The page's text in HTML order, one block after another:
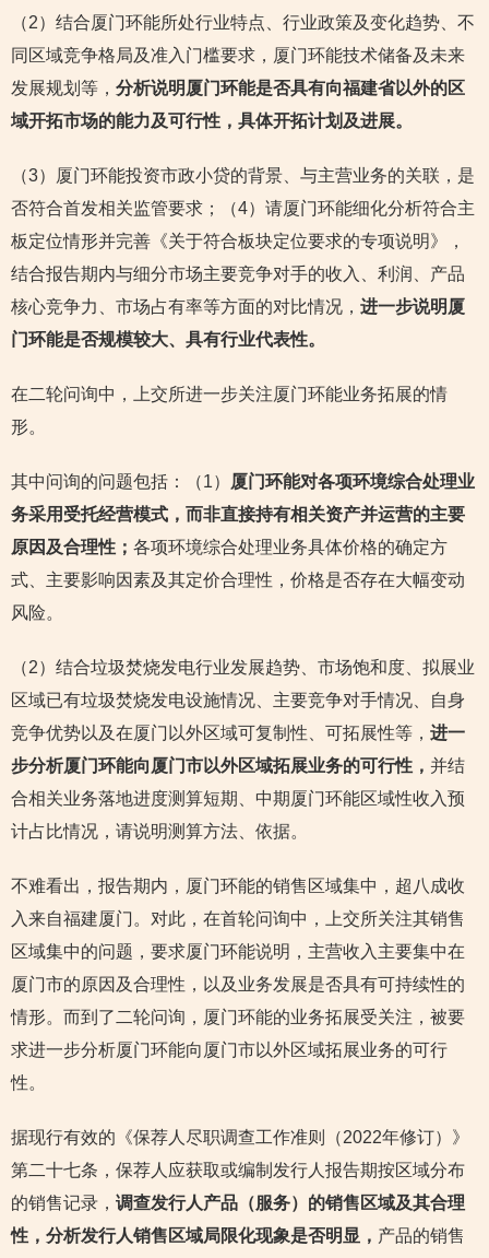
（2）结合厦门环能所处行业特点、行业政策及变化趋势、不
同区域竞争格局及准入门槛要求，厦门环能技术储备及未来
发展规划等， 分析说明厦门环能是否具有向福建省以外的区
域开拓市场的能力及可行性，具体开拓计划及进展。
（3）厦门环能投资市政小贷的背景、与主营业务的关联，是
否符合首发相关监管要求；（4）请厦门环能细化分析符合主
板定位情形并完善《关于符合板块定位要求的专项说明》，
结合报告期内与细分市场主要竞争对手的收入、利润、产品
核心竞争力、市场占有率等方面的对比情况， 进一步说明厦
门环能是否规模较大、具有行业代表性。
在二轮问询中，上交所进一步关注厦门环能业务拓展的情
形。
其中问询的问题包括：（1）
厦门环能对各项环境综合处理业
务采用受托经营模式，而非直接持有相关资产并运营的主要
原因及合理性； 各项环境综合处理业务具体价格的确定方
式、主要影响因素及其定价合理性，价格是否存在大幅变动
风险。
（2）结合垃圾焚烧发电行业发展趋势、市场饱和度、拟展业
区域已有垃圾焚烧发电设施情况、主要竞争对手情况、自身
竞争优势以及在厦门以外区域可复制性、可拓展性等， 进一
步分析厦门环能向厦门市以外区域拓展业务的可行性， 并结
合相关业务落地进度测算短期、中期厦门环能区域性收入预
计占比情况，请说明测算方法、依据。
不难看出，报告期内，厦门环能的销售区域集中，超八成收
入来自福建厦门。对此，在首轮问询中，上交所关注其销售
区域集中的问题，要求厦门环能说明，主营收入主要集中在
厦门市的原因及合理性，以及业务发展是否具有可持续性的
情形。而到了二轮问询，厦门环能的业务拓展受关注，被要
求进一步分析厦门环能向厦门市以外区域拓展业务的可行
性。
据现行有效的《保荐人尽职调查工作准则（2022年修订）》
第二十七条，保荐人应获取或编制发行人报告期按区域分布
的销售记录， 调查发行人产品（服务）的销售区域及其合理
性，分析发行人销售区域局限化现象是否明显， 产品的销售